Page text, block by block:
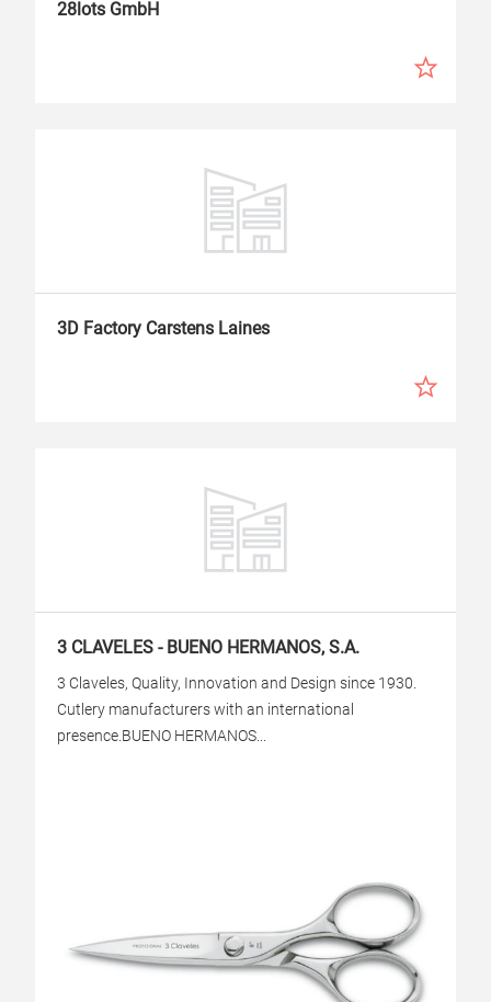
28lots GmbH
3D Factory Carstens Laines
3 CLAVELES - BUENO HERMANOS, S.A.
3 Claveles, Quality, Innovation and Design since 1930.
Cutlery manufacturers with an international
presence.BUENO HERMANOS...